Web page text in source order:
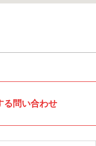
る問い合わせ